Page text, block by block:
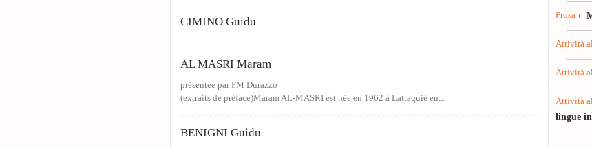
CIMINO Guidu
AL MASRI Maram
présentée par FM Durazzo
(extraits de préface)Maram AL-MASRI est née en 1962 à Lattaquié en...
BENIGNI Guidu
Prosa
Attività
Attività
Attività
lingue